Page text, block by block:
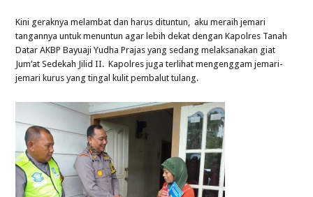
Kini geraknya melambat dan harus dituntun, aku meraih jemari
tangannya untuk menuntun agar lebih dekat dengan Kapolres Tanah
Datar AKBP Bayuaji Yudha Prajas yang sedang melaksanakan giat
Jum’at Sedekah Jilid II. Kapolres juga terlihat mengenggam jemari-
jemari kurus yang tingal kulit pembalut tulang.